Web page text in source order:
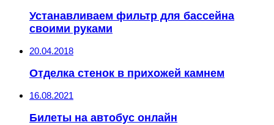
Устанавливаем фильтр для бассейна
своими руками
20.04.2018
Отделка стенок в прихожей камнем
16.08.2021
Билеты на автобус онлайн